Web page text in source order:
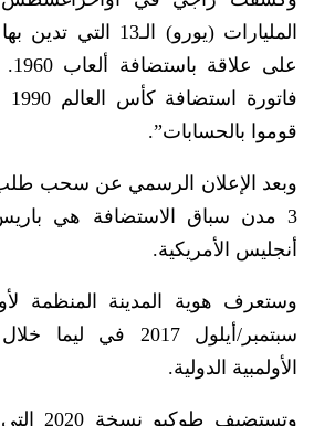
المليارات (يورو)
قوموا بالحسابات”.
وبعد الإعلان الرسمي عن سحب
3 مدن سباق الاستضافة هي
أنجليس الأمريكية.
الأولمبية الدولية.
وتستضيف